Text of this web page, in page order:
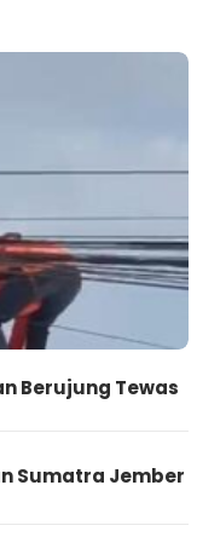
Berujung Tewas
Sumatra Jember